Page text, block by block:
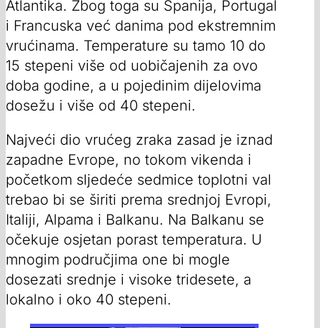
Atlantika. Zbog toga su Španija, Portugal
i Francuska već danima pod ekstremnim
vrućinama. Temperature su tamo 10 do
15 stepeni više od uobičajenih za ovo
doba godine, a u pojedinim dijelovima
dosežu i više od 40 stepeni.
Najveći dio vrućeg zraka zasad je iznad
zapadne Evrope, no tokom vikenda i
početkom sljedeće sedmice toplotni val
trebao bi se širiti prema srednjoj Evropi,
Italiji, Alpama i Balkanu. Na Balkanu se
očekuje osjetan porast temperatura. U
mnogim područjima one bi mogle
dosezati srednje i visoke tridesete, a
lokalno i oko 40 stepeni.